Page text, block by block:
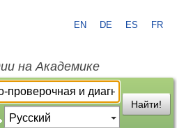
EN DE ES FR
на Академике
Найти!